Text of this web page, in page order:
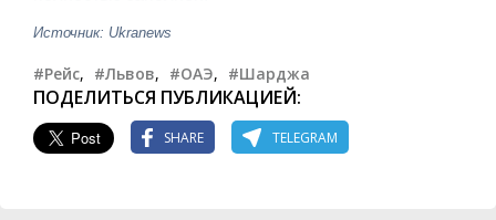
Источник: Ukranews
#Рейс, #Львов, #ОАЭ, #Шарджа
ПОДЕЛИТЬСЯ ПУБЛИКАЦИЕЙ:
SHARE TELEGRAM